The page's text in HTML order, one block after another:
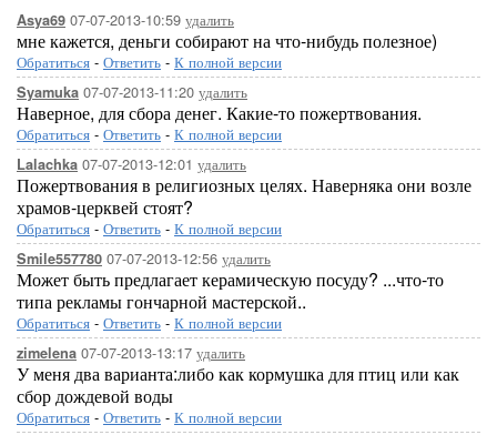
Asya69 07-07-2013-10:59 удалить
мне кажется, деньги собирают на что-нибудь полезное)
Обратиться - Ответить - К полной версии
Syamuka 07-07-2013-11:20 удалить
Наверное, для сбора денег. Какие-то пожертвования.
Обратиться - Ответить - К полной версии
Lalachka 07-07-2013-12:01 удалить
Пожертвования в религиозных целях. Наверняка они возле
храмов-церквей стоят?
Обратиться - Ответить - К полной версии
Smile557780 07-07-2013-12:56 удалить
Может быть предлагает керамическую посуду? ...что-то
типа рекламы гончарной мастерской..
Обратиться - Ответить - К полной версии
zimelena 07-07-2013-13:17 удалить
У меня два варианта:либо как кормушка для птиц или как
сбор дождевой воды
Обратиться - Ответить - К полной версии